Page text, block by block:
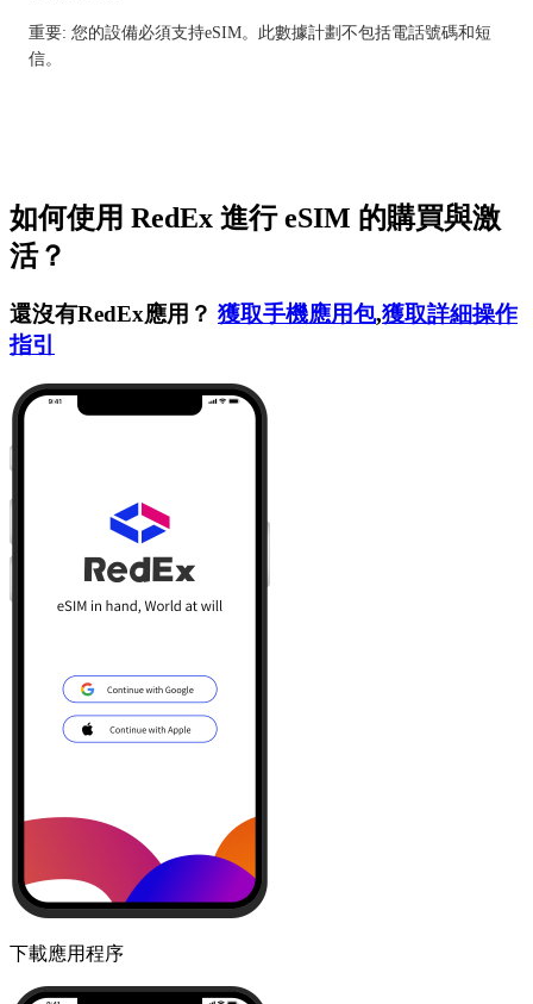
重要: 您的設備必須支持eSIM。此數據計劃不包括電話號碼和短
信。
如何使用 RedEx 進行 eSIM 的購買與激
活？
還沒有RedEx應用？ 獲取手機應用包,獲取詳細操作
指引
下載應用程序